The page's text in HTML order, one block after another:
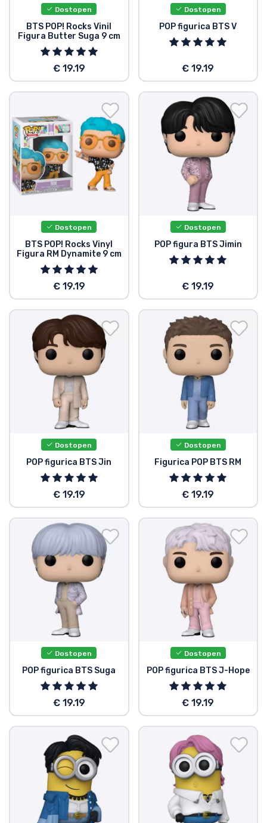
Dostopen
BTS POP! Rocks Vinil
Figura Butter Suga 9 cm
€ 19.19
Dostopen
POP figurica BTS V
€ 19.19
Dostopen
BTS POP! Rocks Vinyl
Figura RM Dynamite 9 cm
€ 19.19
Dostopen
POP figura BTS Jimin
€ 19.19
Dostopen
POP figurica BTS Jin
€ 19.19
Dostopen
Figurica POP BTS RM
€ 19.19
Dostopen
POP figurica BTS Suga
€ 19.19
Dostopen
POP figurica BTS J-Hope
€ 19.19